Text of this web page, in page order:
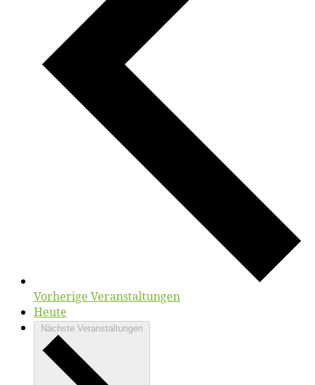
Vorherige Veranstaltungen
Heute
Nächste Veranstaltungen